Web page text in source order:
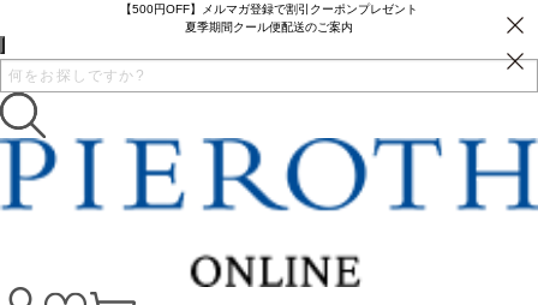
【500円OFF】メルマガ登録で割引クーポンプレゼント
夏季期間クール便配送のご案内